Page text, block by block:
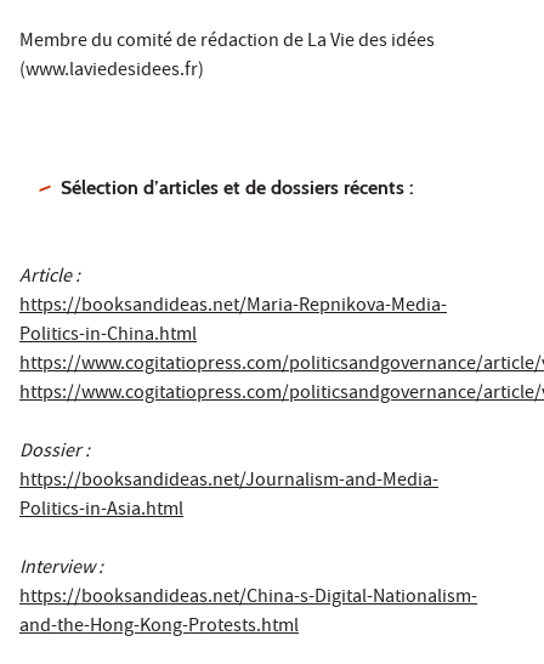
Membre du comité de rédaction de La Vie des idées
(www.laviedesidees.fr)
Sélection d’articles et de dossiers récents :
Article :
https://booksandideas.net/Maria-Repnikova-Media-
Politics-in-China.html
https://www.cogitatiopress.com/politicsandgovernance/
https://www.cogitatiopress.com/politicsandgovernance/
Dossier :
https://booksandideas.net/Journalism-and-Media-
Politics-in-Asia.html
Interview :
https://booksandideas.net/China-s-Digital-Nationalism-
and-the-Hong-Kong-Protests.html